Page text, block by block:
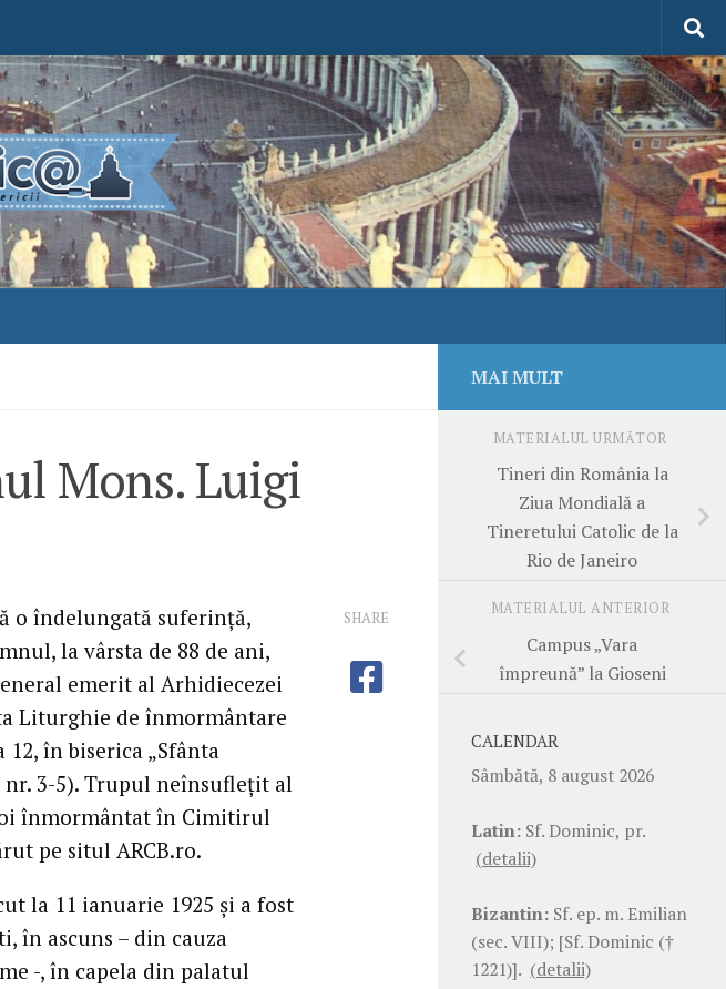
Mons. Luigi
o îndelungată suferinţă,
la vârsta de 88 de ani,
emerit al Arhidiecezei
Liturghie de înmormântare
în biserica „Sfânta
nr. 3-5). Trupul neînsufleţit al
înmormântat în Cimitirul
pe situl ARCB.ro.
la 11 ianuarie 1925 şi a fost
în ascuns – din cauza
-, în capela din palatul
SHARE
MAI MULT
MATERIALUL URMĂTOR
Tineri din România la
Ziua Mondială a
Tineretului Catolic de la
Rio de Janeiro
MATERIALUL ANTERIOR
Campus „Vara
împreună” la Gioseni
CALENDAR
Sâmbătă, 8 august 2026
Latin: Sf. Dominic, pr.
(detalii)
Bizantin: Sf. ep. m. Emilian
(sec. VIII); [Sf. Dominic (†
1221)]. (detalii)